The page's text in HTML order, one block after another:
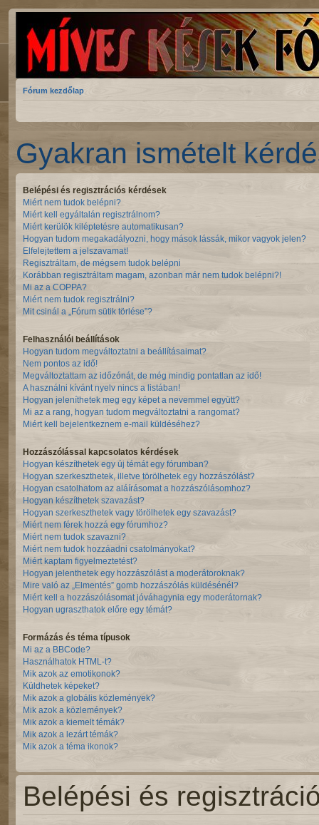
Fórum kezdőlap
Gyakran ismételt
Belépési és regisztrációs kérdések
Miért nem tudok belépni?
Miért kell egyáltalán regisztrálnom?
Miért kerülök kiléptetésre automatikusan?
Hogyan tudom megakadályozni, hogy mások lássák, mikor vagyok jelen?
Elfelejtettem a jelszavamat!
Regisztráltam, de mégsem tudok belépni
Korábban regisztráltam magam, azonban már nem tudok belépni?!
Mi az a COPPA?
Miért nem tudok regisztrálni?
Mit csinál a „Fórum sütik törlése”?
Felhasználói beállítások
Hogyan tudom megváltoztatni a beállításaimat?
Nem pontos az idő!
Megváltoztattam az időzónát, de még mindig pontatlan az idő!
A használni kívánt nyelv nincs a listában!
Hogyan jeleníthetek meg egy képet a nevemmel együtt?
Mi az a rang, hogyan tudom megváltoztatni a rangomat?
Miért kell bejelentkeznem e-mail küldéséhez?
Hozzászólással kapcsolatos kérdések
Hogyan készíthetek egy új témát egy fórumban?
Hogyan szerkeszthetek, illetve törölhetek egy hozzászólást?
Hogyan csatolhatom az aláírásomat a hozzászólásomhoz?
Hogyan készíthetek szavazást?
Hogyan szerkeszthetek vagy törölhetek egy szavazást?
Miért nem férek hozzá egy fórumhoz?
Miért nem tudok szavazni?
Miért nem tudok hozzáadni csatolmányokat?
Miért kaptam figyelmeztetést?
Hogyan jelenthetek egy hozzászólást a moderátoroknak?
Mire való az „Elmentés” gomb hozzászólás küldésénél?
Miért kell a hozzászólásomat jóváhagynia egy moderátornak?
Hogyan ugraszthatok előre egy témát?
Formázás és téma típusok
Mi az a BBCode?
Használhatok HTML-t?
Mik azok az emotikonok?
Küldhetek képeket?
Mik azok a globális közlemények?
Mik azok a közlemények?
Mik azok a kiemelt témák?
Mik azok a lezárt témák?
Mik azok a téma ikonok?
Belépési és